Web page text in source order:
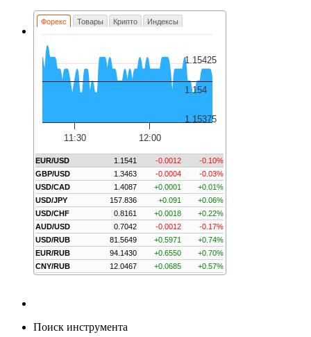
Форекс Товары Крипто Индексы
11:30 12:00
1.15375
1.154
1.15425
EUR/USD 1.1541 -0.0012
-0.10%
GBP/USD
1.3463 -0.0004
-0.03%
USD/CAD
1.4087 +0.0001
+0.01%
USD/JPY
157.836 +0.091
+0.06%
USD/CHF
0.8161 +0.0018
+0.22%
AUD/USD
0.7042 -0.0012
-0.17%
USD/RUB
81.5649 +0.5971
+0.74%
EUR/RUB
94.1430 +0.6550
+0.70%
CNY/RUB
12.0467 +0.0685 +0.57%
Поиск инструмента